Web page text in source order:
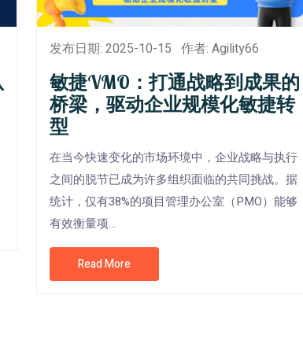
发布日期: 2025-10-15 作者: Agility66
敏捷VMO：打通战略到成果的
桥梁，驱动企业规模化敏捷转
型
在当今快速变化的市场环境中，企业战略与执行
之间的脱节已成为许多组织面临的共同挑战。据
统计，仅有38%的项目管理办公室（PMO）能够
有效衡量项...
Read More